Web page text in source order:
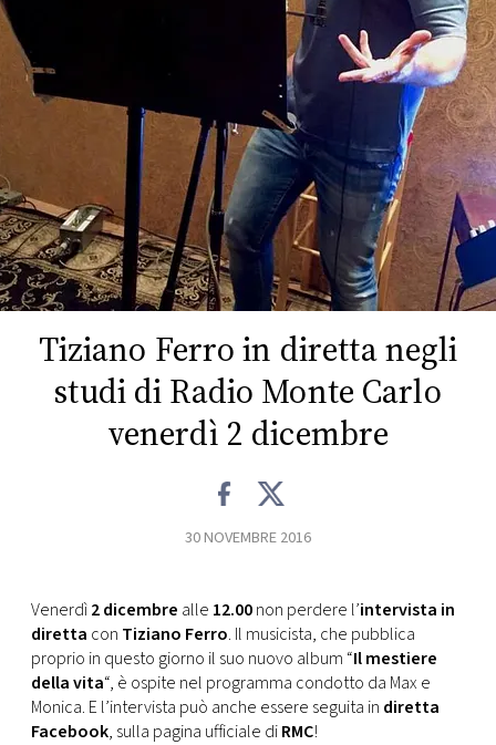
FOTO
CONCORSI
VIDEO
TV
PRINCIPATO
Tiziano Ferro in diretta negli
studi di Radio Monte Carlo
venerdì 2 dicembre
30 NOVEMBRE 2016
Venerdì2 dicembre alle 12.00non perdere l’intervista in
diretta con Tiziano Ferro. Il musicista, che pubblica
proprio in questo giorno il suo nuovo album “Il mestiere
della vita“, è ospite nel programma condotto da Max e
Monica. E l’intervista può anche essere seguita in diretta
Facebook, sulla pagina ufficiale diRMC!